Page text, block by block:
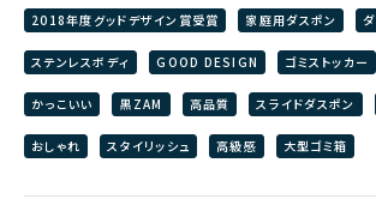
2018年度グッドデザイン賞受賞 家庭用ダスポン
ステンレスボディ GOOD DESIGN ゴミストッカー
かっこいい 黒ZAM 高品質 スライドダスポン
おしゃれ スタイリッシュ 高級感 大型ゴミ箱